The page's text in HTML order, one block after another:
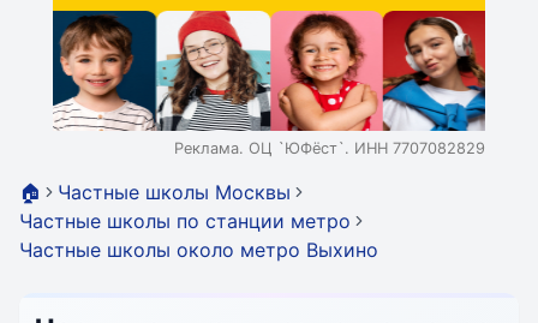
Реклама. ОЦ `ЮФёст`. ИНН 7707082829
🏠
Частные школы Москвы
Частные школы по станции метро
Частные школы около метро Выхино